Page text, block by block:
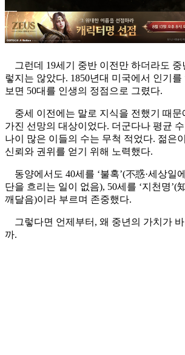
그런데 19세기 중반 이전만 하더라도 중
렇지는 않았다. 1850년대 미국에서 인기
보면 50대를 인생의 정점으로 그렸다.
중세 이전에는 말로 지식을 전했기 때문
가진 선망의 대상이었다. 더군다나 평균
나이 많은 이들의 수는 무척 적었다. 젊은
신뢰와 권위를 얻기 위해 노력했다.
동양에서도 40세를 ‘불혹’(不惑·세상일
단을 흐리는 일이 없음), 50세를 ‘지천명’(
깨달음)이라 부르며 존중했다.
그렇다면 언제부터, 왜 중년의 가치가
까.